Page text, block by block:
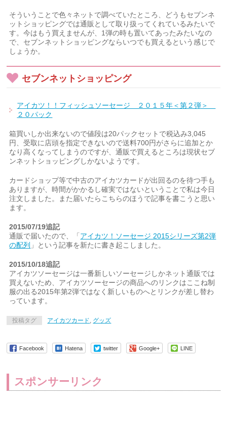
そういうことで色々ネットで調べていたところ、どうもセブンネ
ットショッピングでは通販として取り扱ってくれているみたいで
す。今はもう買えませんが、1弾の時も置いてあったみたいなの
で、セブンネットショッピングならいつでも買えるという感じで
しょうか。
セブンネットショッピング
アイカツ！！フィッシュソーセージ ２０１５年＜第２弾＞
２０パック
箱買いしか出来ないので値段は20パックセットで税込み3,045
円、受取に店頭を指定できないので送料700円がさらに追加とか
なり高くなってしまうのですが、通販で買えるところは現状セブ
ンネットショッピングしかないようです。
カードショップ等で中古のアイカツカードが出回るのを待つ手も
ありますが、時間がかかるし確実ではないということで私は今日
注文しました。また届いたらこちらのほうで記事を書こうと思い
ます。
2015/07/19追記
通販で届いたので、「 アイカツ！ソーセージ 2015シリーズ第2弾
の配列 」という記事を新たに書き起こしました。
2015/10/18追記
アイカツソーセージは一番新しいソーセージしかネット通販では
買えないため、アイカツソーセージの商品へのリンクはここね制
服の出る2015年第2弾ではなく新しいものへとリンクが差し替わ
っています。
投稿タグ アイカツカード, グッズ
Facebook Hatena twitter Google+ LINE
スポンサーリンク